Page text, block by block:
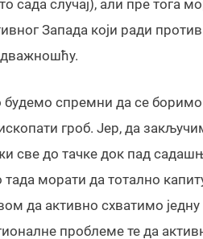
сада случај), али пре тога
Запада који ради
спремни да се
гроб. Јер, да
све до тачке док пад
морати да тотално
да активно схватимо
проблеме те да